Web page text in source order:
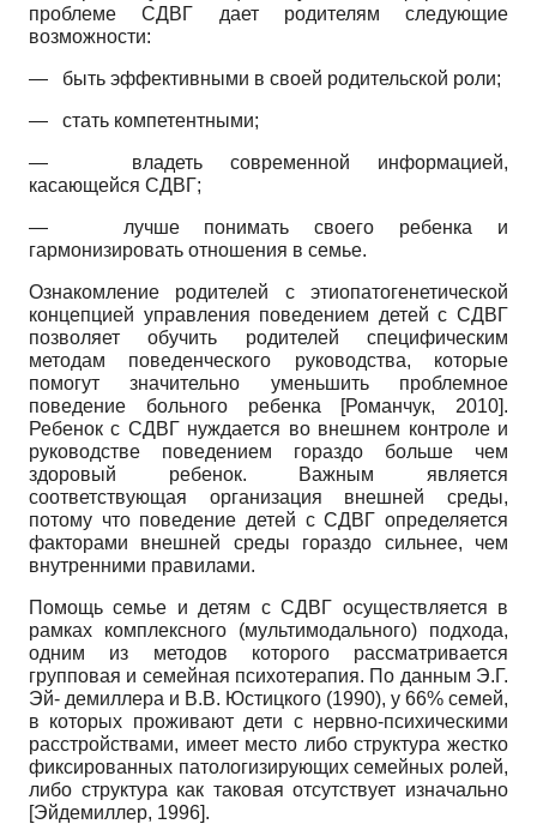
проблеме СДВГ дает родителям следующие
возможности:
— быть эффективными в своей родительской роли;
— стать компетентными;
— владеть современной информацией,
касающейся СДВГ;
— лучше понимать своего ребенка и
гармонизировать отношения в семье.
Ознакомление родителей с этиопатогенетической
концепцией управления поведением детей с СДВГ
позволяет обучить родителей специфическим
методам поведенческого руководства, которые
помогут значительно уменьшить проблемное
поведение больного ребенка
[Романчук, 2010].
Ребенок с СДВГ нуждается во внешнем контроле и
руководстве поведением гораздо больше чем
здоровый ребенок. Важным является
соответствующая организация внешней среды,
потому что поведение детей с СДВГ определяется
факторами внешней среды гораздо сильнее, чем
внутренними правилами.
Помощь семье и детям с СДВГ осуществляется в
рамках комплексного (мультимодального) подхода,
одним из методов которого рассматривается
групповая и семейная психотерапия. По данным Э.Г.
Эй- демиллера и В.В. Юстицкого (1990), у 66% семей,
в которых проживают дети с нервно-психическими
расстройствами, имеет место либо структура жестко
фиксированных патологизирующих семейных ролей,
либо структура как таковая отсутствует изначально
[Эйдемиллер, 1996].